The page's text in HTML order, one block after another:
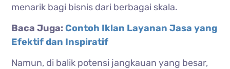
menarik bagi bisnis dari berbagai skala.
Baca Juga: Contoh Iklan Layanan Jasa yang
Efektif dan Inspiratif
Namun, di balik potensi jangkauan yang besar,